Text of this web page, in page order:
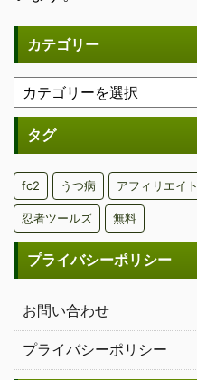
カテゴリー
タグ
fc2 うつ病 アフィリエイト
忍者ツールズ 無料
プライバシーポリシー
お問い合わせ
プライバシーポリシー